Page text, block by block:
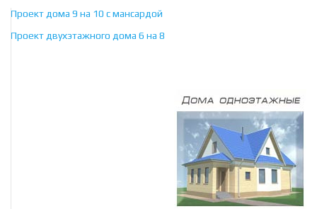
Проект дома 9 на 10 с мансардой
Проект двухэтажного дома 6 на 8